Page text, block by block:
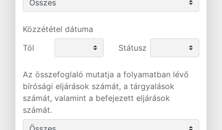
Közzététel dátuma
Tól
Státusz
Az összefoglaló mutatja a folyamatban lévő
bírósági eljárások számát, a tárgyalások
számát, valamint a befejezett eljárások
számát.